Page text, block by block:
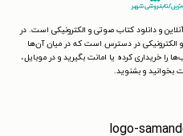
و دانلود کتاب صوتی و الکترونیکی است. در
الکترونیکی در دسترس است که در میان آن‌ها
را خریداری کرده یا امانت بگیرید و در موبایل،
بخوانید و بشنوید.